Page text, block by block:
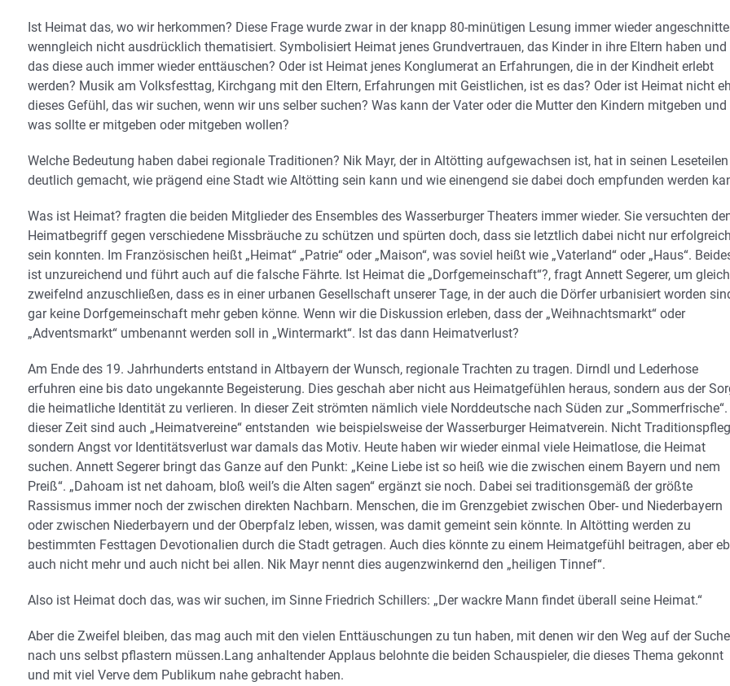
Ist Heimat das, wo wir herkommen? Diese Frage wurde zwar in der knapp 80-minütigen Lesung immer wieder
wenngleich nicht ausdrücklich thematisiert. Symbolisiert Heimat jenes Grundvertrauen, das Kinder in ihre Eltern haben und
das diese auch immer wieder enttäuschen? Oder ist Heimat jenes Konglumerat an Erfahrungen, die in der Kindheit erlebt
werden? Musik am Volksfesttag, Kirchgang mit den Eltern, Erfahrungen mit Geistlichen, ist es das? Oder ist Heimat nicht
dieses Gefühl, das wir suchen, wenn wir uns selber suchen? Was kann der Vater oder die Mutter den Kindern mitgeben und
was sollte er mitgeben oder mitgeben wollen?
Welche Bedeutung haben dabei regionale Traditionen? Nik Mayr, der in Altötting aufgewachsen ist, hat in seinen Leseteilen
deutlich gemacht, wie prägend eine Stadt wie Altötting sein kann und wie einengend sie dabei doch empfunden werden
Was ist Heimat? fragten die beiden Mitglieder des Ensembles des Wasserburger Theaters immer wieder. Sie versuchten
Heimatbegriff gegen verschiedene Missbräuche zu schützen und spürten doch, dass sie letztlich dabei nicht nur erfolgreich
sein konnten. Im Französischen heißt „Heimat“ „Patrie“ oder „Maison“, was soviel heißt wie „Vaterland“ oder „Haus“.
ist unzureichend und führt auch auf die falsche Fährte. Ist Heimat die „Dorfgemeinschaft“?, fragt Annett Segerer, um gleich
zweifelnd anzuschließen, dass es in einer urbanen Gesellschaft unserer Tage, in der auch die Dörfer urbanisiert worden
gar keine Dorfgemeinschaft mehr geben könne. Wenn wir die Diskussion erleben, dass der „Weihnachtsmarkt“ oder
„Adventsmarkt“ umbenannt werden soll in „Wintermarkt“. Ist das dann Heimatverlust?
Am Ende des 19. Jahrhunderts entstand in Altbayern der Wunsch, regionale Trachten zu tragen. Dirndl und Lederhose
erfuhren eine bis dato ungekannte Begeisterung. Dies geschah aber nicht aus Heimatgefühlen heraus, sondern aus der
die heimatliche Identität zu verlieren. In dieser Zeit strömten nämlich viele Norddeutsche nach Süden zur „Sommerfrische“.
dieser Zeit sind auch „Heimatvereine“ entstanden wie beispielsweise der Wasserburger Heimatverein. Nicht
sondern Angst vor Identitätsverlust war damals das Motiv. Heute haben wir wieder einmal viele Heimatlose, die Heimat
suchen. Annett Segerer bringt das Ganze auf den Punkt: „Keine Liebe ist so heiß wie die zwischen einem Bayern und nem
Preiß“. „Dahoam ist net dahoam, bloß weil’s die Alten sagen“ ergänzt sie noch. Dabei sei traditionsgemäß der größte
Rassismus immer noch der zwischen direkten Nachbarn. Menschen, die im Grenzgebiet zwischen Ober- und Niederbayern
oder zwischen Niederbayern und der Oberpfalz leben, wissen, was damit gemeint sein könnte. In Altötting werden zu
bestimmten Festtagen Devotionalien durch die Stadt getragen. Auch dies könnte zu einem Heimatgefühl beitragen, aber
auch nicht mehr und auch nicht bei allen. Nik Mayr nennt dies augenzwinkernd den „heiligen Tinnef“.
Also ist Heimat doch das, was wir suchen, im Sinne Friedrich Schillers: „Der wackre Mann findet überall seine Heimat.“
Aber die Zweifel bleiben, das mag auch mit den vielen Enttäuschungen zu tun haben, mit denen wir den Weg auf der Suche
nach uns selbst pflastern müssen.Lang anhaltender Applaus belohnte die beiden Schauspieler, die dieses Thema gekonnt
und mit viel Verve dem Publikum nahe gebracht haben.